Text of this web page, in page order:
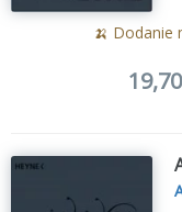
🍌 Dodanie